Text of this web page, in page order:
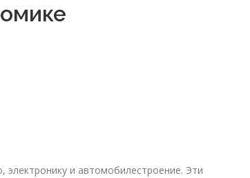
электронику и автомобилестроение. Эти